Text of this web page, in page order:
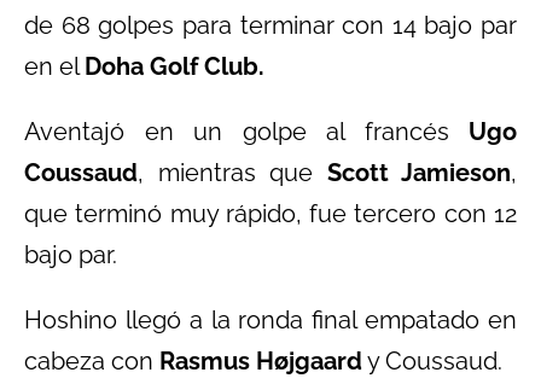
de 68 golpes para terminar con 14 bajo par
en elDoha Golf Club.
Aventajó en un golpe al francés Ugo
Coussaud, mientras que Scott Jamieson,
que terminó muy rápido, fue tercero con 12
bajo par.
Hoshino llegó a la ronda final empatado en
cabeza con Rasmus Højgaardy Coussaud.